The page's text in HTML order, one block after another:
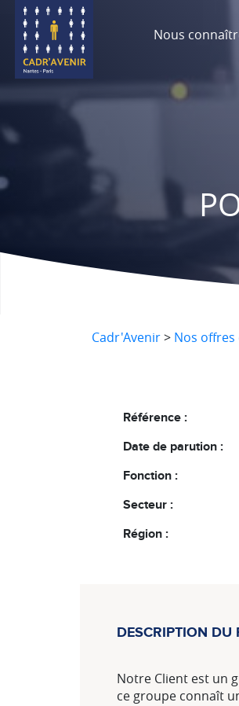
Nous
Cadr'Avenir> Nos offres
Référence :
Date de parution :
Fonction :
Secteur :
Région :
DESCRIPTION DU
Notre Client est un
ce groupe connaît